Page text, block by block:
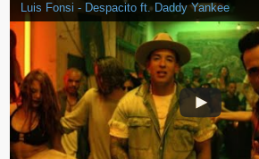
Luis Fonsi - Despacito ft. Daddy Yankee